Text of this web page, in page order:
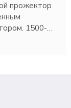
прожектор
1500-